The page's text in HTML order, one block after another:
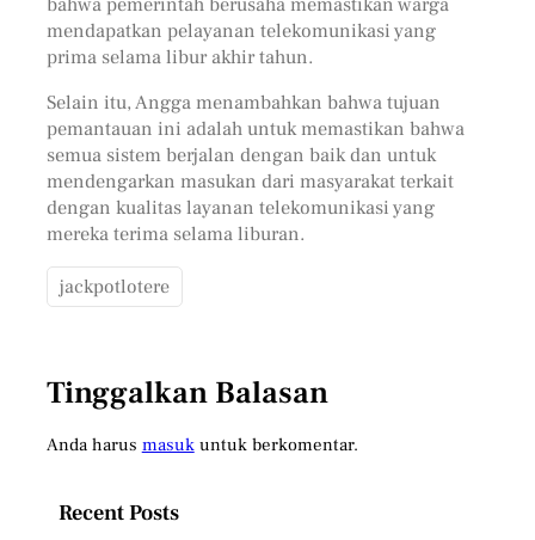
mendapatkan pelayanan telekomunikasi yang
prima selama libur akhir tahun.
Selain itu, Angga menambahkan bahwa tujuan
pemantauan ini adalah untuk memastikan bahwa
semua sistem berjalan dengan baik dan untuk
mendengarkan masukan dari masyarakat terkait
dengan kualitas layanan telekomunikasi yang
mereka terima selama liburan.
jackpotlotere
Tinggalkan Balasan
Anda harus masukuntuk berkomentar.
Recent Posts